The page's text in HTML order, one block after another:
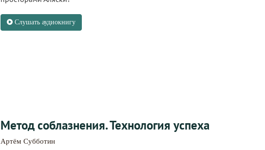
Слушать аудиокнигу
Метод соблазнения. Технология успеха
Артём Субботин